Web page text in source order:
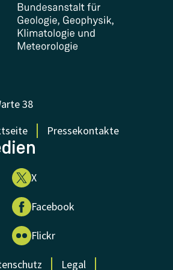
Fragen
38
Pressekontakte
X
Facebook
Flickr
Legal